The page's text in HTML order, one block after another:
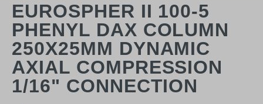
EUROSPHER II 100-5
PHENYL DAX COLUMN
250X25MM DYNAMIC
AXIAL COMPRESSION
1/16" CONNECTION